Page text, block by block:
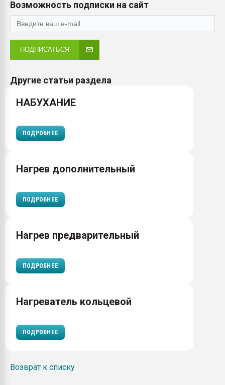
Возможность подписки на сайт
ПОДПИСАТЬСЯ
Другие статьи раздела
НАБУХАНИЕ
ПОДРОБНЕЕ
Нагрев дополнительный
ПОДРОБНЕЕ
Нагрев предварительный
ПОДРОБНЕЕ
Нагреватель кольцевой
ПОДРОБНЕЕ
Возврат к списку